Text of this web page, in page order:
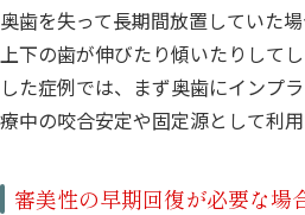
奥歯を失って長期間放置していた
上下の歯が伸びたり傾いたりして
した症例では、まず奥歯にインプ
療中の咬合安定や固定源として利用
審美性の早期回復が必要な場